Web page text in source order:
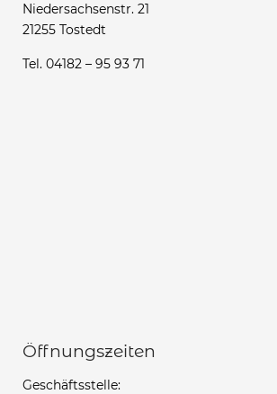
Niedersachsenstr. 21
21255 Tostedt
Tel. 04182 – 95 93 71
Öffnungszeiten
Geschäftsstelle: